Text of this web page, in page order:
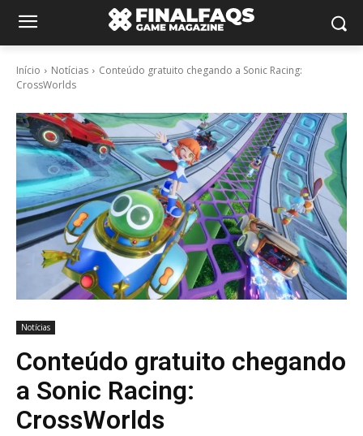
Início Notícias
Conteúdo gratuito chegando a Sonic Racing:
CrossWorlds
Notícias
Conteúdo gratuito chegando
a Sonic Racing:
CrossWorlds